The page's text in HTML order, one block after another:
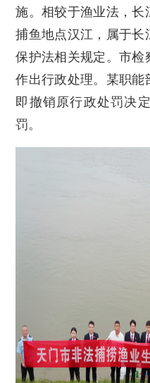
施。相较于渔业法，
捕鱼地点汉江，属于
保护法相关规定。市
作出行政处理。某职
即撤销原行政处罚决
罚。